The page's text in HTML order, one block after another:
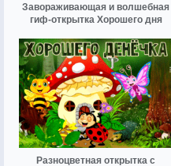
Завораживающая и волшебная
гиф-открытка Хорошего дня
Разноцветная открытка с